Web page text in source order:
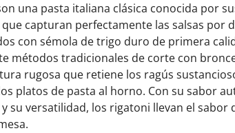
una pasta italiana clásica conocida por
capturan perfectamente las salsas por
con sémola de trigo duro de primera
métodos tradicionales de corte con
rugosa que retiene los ragús
platos de pasta al horno. Con su sabor
su versatilidad, los rigatoni llevan el sabor